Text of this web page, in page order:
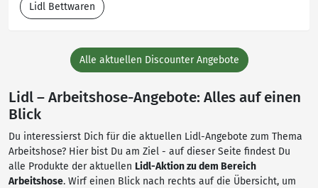
Lidl Bettwaren
Alle aktuellen Discounter Angebote
Lidl – Arbeitshose-Angebote: Alles auf einen
Blick
Du interessierst Dich für die aktuellen Lidl-Angebote zum Thema
Arbeitshose? Hier bist Du am Ziel - auf dieser Seite findest Du
alle Produkte der aktuellen Lidl-Aktion zu dem Bereich
Arbeitshose. Wirf einen Blick nach rechts auf die Übersicht, um